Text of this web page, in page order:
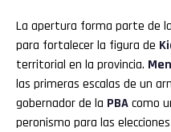
La apertura forma parte de
para fortalecer la figura de
territorial en la provincia.
las primeras escalas de un
gobernador de la PBAcomo
peronismo para las